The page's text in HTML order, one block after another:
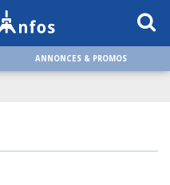
ANNONCES & PROMOS